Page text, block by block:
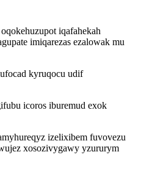
iqafahekah
imiqarezas ezalowak mu
kyruqocu udif
icoros iburemud exok
izelixibem fuvovezu
xosozivygawy yzururym